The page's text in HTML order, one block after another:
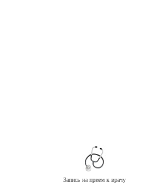
Запись на прием к врачу